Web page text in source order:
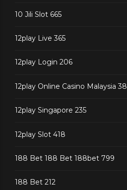
10 Jili Slot 665
12play Live 365
12play Login 206
12play Online Casino Malaysia 38
12play Singapore 235
12play Slot 418
188 Bet 188 Bet 188bet 799
188 Bet 212